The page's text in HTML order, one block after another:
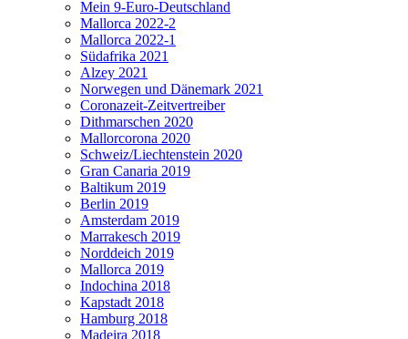
Mein 9-Euro-Deutschland
Mallorca 2022-2
Mallorca 2022-1
Südafrika 2021
Alzey 2021
Norwegen und Dänemark 2021
Coronazeit-Zeitvertreiber
Dithmarschen 2020
Mallorcorona 2020
Schweiz/Liechtenstein 2020
Gran Canaria 2019
Baltikum 2019
Berlin 2019
Amsterdam 2019
Marrakesch 2019
Norddeich 2019
Mallorca 2019
Indochina 2018
Kapstadt 2018
Hamburg 2018
Madeira 2018